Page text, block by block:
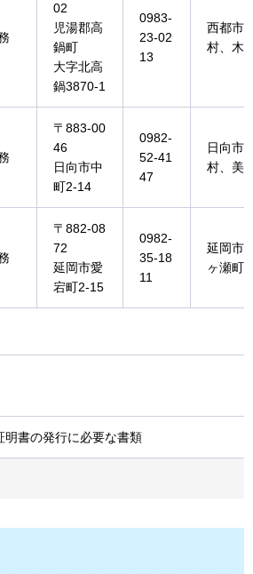
02
児湯郡高
鍋町
大字北高
鍋3870-1
0983-
23-02
13
西都市
村、木
〒883-00
46
日向市中
町2-14
0982-
52-41
47
日向市
村、美
〒882-08
72
延岡市愛
宕町2-15
0982-
35-18
11
延岡市
ヶ瀬町
明書の発行に必要な書類